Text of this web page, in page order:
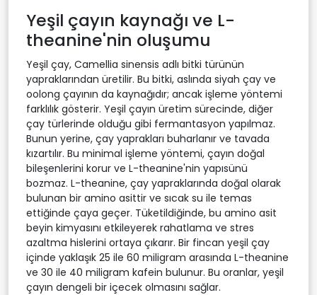
Yeşil çayın kaynağı ve L-
theanine'nin oluşumu
Yeşil çay, Camellia sinensis adlı bitki türünün
yapraklarından üretilir. Bu bitki, aslında siyah çay ve
oolong çayının da kaynağıdır; ancak işleme yöntemi
farklılık gösterir. Yeşil çayın üretim sürecinde, diğer
çay türlerinde olduğu gibi fermantasyon yapılmaz.
Bunun yerine, çay yaprakları buharlanır ve tavada
kızartılır. Bu minimal işleme yöntemi, çayın doğal
bileşenlerini korur ve L-theanine'nin yapısünü
bozmaz. L-theanine, çay yapraklarında doğal olarak
bulunan bir amino asittir ve sıcak su ile temas
ettiğinde çaya geçer. Tüketildiğinde, bu amino asit
beyin kimyasını etkileyerek rahatlama ve stres
azaltma hislerini ortaya çıkarır. Bir fincan yeşil çay
içinde yaklaşık 25 ile 60 miligram arasında L-theanine
ve 30 ile 40 miligram kafein bulunur. Bu oranlar, yeşil
çayın dengeli bir içecek olmasını sağlar.